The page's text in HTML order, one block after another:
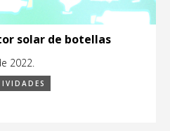
solar de botellas
2022.